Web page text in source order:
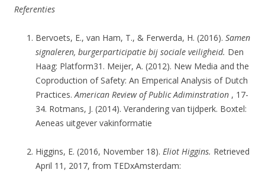
Referenties
Bervoets, E., van Ham, T., & Ferwerda, H. (2016). Samen
signaleren, burgerparticipatie bij sociale veiligheid. Den
Haag: Platform31. Meijer, A. (2012). New Media and the
Coproduction of Safety: An Emperical Analysis of Dutch
Practices. American Review of Public Adiminstration , 17-
34. Rotmans, J. (2014). Verandering van tijdperk. Boxtel:
Aeneas uitgever vakinformatie
Higgins, E. (2016, November 18). Eliot Higgins. Retrieved
April 11, 2017, from TEDxAmsterdam: